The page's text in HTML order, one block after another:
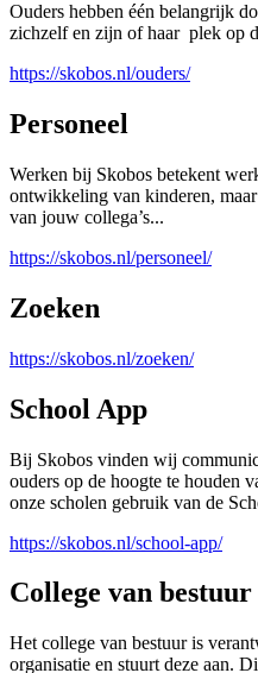
Ouders hebben één belangrijk
zichzelf en zijn of haar plek op
https://skobos.nl/ouders/
Personeel
Werken bij Skobos betekent
ontwikkeling van kinderen,
van jouw collega’s...
https://skobos.nl/personeel/
Zoeken
https://skobos.nl/zoeken/
School App
Bij Skobos vinden wij
ouders op de hoogte te houden
onze scholen gebruik van de
https://skobos.nl/school-app/
College van bestuur
Het college van bestuur is
organisatie en stuurt deze aan.